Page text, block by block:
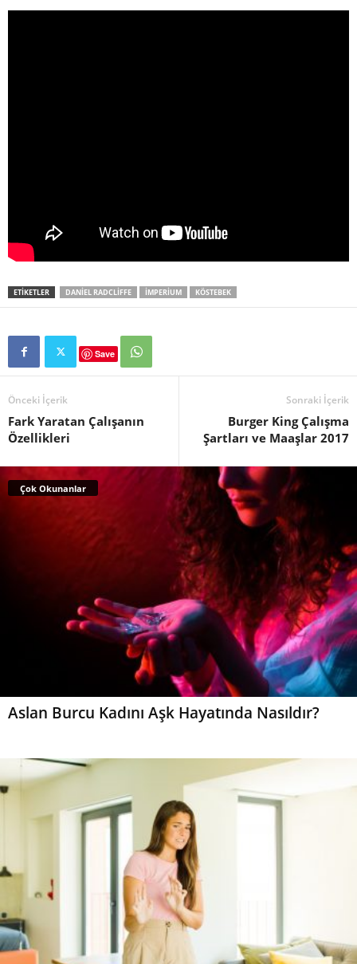
ETIKETLER DANIEL RADCLIFFE IMPERIUM KÖSTEBEK
Save
Önceki İçerik
Fark Yaratan Çalışanın
Özellikleri
Sonraki İçerik
Burger King Çalışma
Şartları ve Maaşlar 2017
Çok Okunanlar
Aslan Burcu Kadını Aşk Hayatında Nasıldır?